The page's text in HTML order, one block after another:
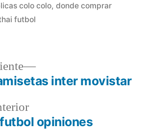
colo colo, donde comprar
futbol
Entrada
anterior:
opiniones
Entrada
siguiente:
inter movistar